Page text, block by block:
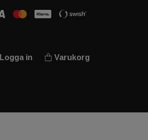
Logga in Varukorg